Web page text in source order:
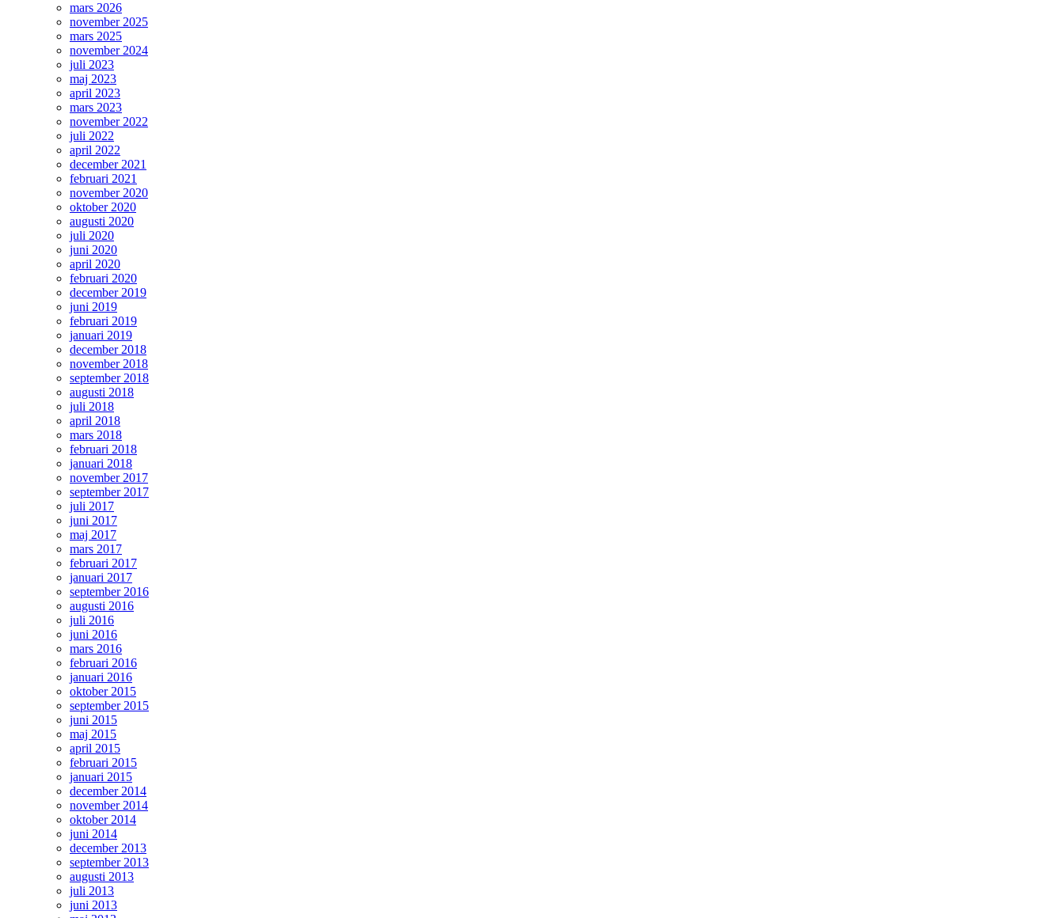
mars 2026
november 2025
mars 2025
november 2024
juli 2023
maj 2023
april 2023
mars 2023
november 2022
juli 2022
april 2022
december 2021
februari 2021
november 2020
oktober 2020
augusti 2020
juli 2020
juni 2020
april 2020
februari 2020
december 2019
juni 2019
februari 2019
januari 2019
december 2018
november 2018
september 2018
augusti 2018
juli 2018
april 2018
mars 2018
februari 2018
januari 2018
november 2017
september 2017
juli 2017
juni 2017
maj 2017
mars 2017
februari 2017
januari 2017
september 2016
augusti 2016
juli 2016
juni 2016
mars 2016
februari 2016
januari 2016
oktober 2015
september 2015
juni 2015
maj 2015
april 2015
februari 2015
januari 2015
december 2014
november 2014
oktober 2014
juni 2014
december 2013
september 2013
augusti 2013
juli 2013
juni 2013